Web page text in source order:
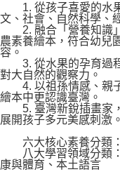
1. 從孩子喜愛的水果
文、社會、自然科學、
2. 融合「營養知識」
農素養繪本，符合幼兒
容。
3. 從水果的孕育過程
對大自然的觀察力。
4. 以祖孫情感、親子
繪本中更認識臺灣。
5. 臺灣新銳插畫家，
展開孩子多元美感刺激。
六大核心素養分類：
八大學習領域分類：
康與體育、本土語言